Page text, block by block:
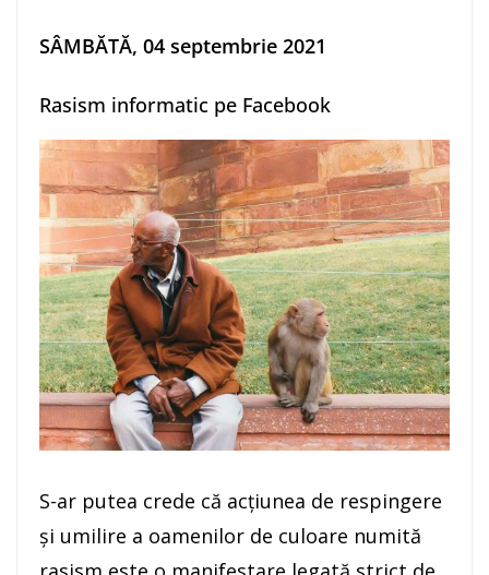
SÂMBĂTĂ, 04 septembrie 2021
Rasism informatic pe Facebook
S-ar putea crede că acțiunea de respingere
și umilire a oamenilor de culoare numită